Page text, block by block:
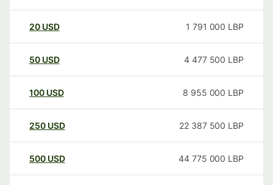
20 USD 1 791 000 LBP
50 USD 4 477 500 LBP
100 USD 8 955 000 LBP
250 USD 22 387 500 LBP
500 USD 44 775 000 LBP